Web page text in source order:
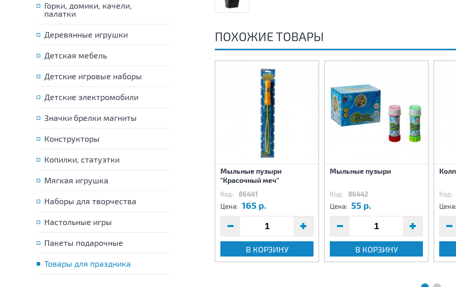
Горки, домики, качели,
палатки
Деревянные игрушки
Детская мебель
Детские игровые наборы
Детские электромобили
Значки брелки магниты
Конструкторы
Копилки, статуэтки
Мягкая игрушка
Наборы для творчества
Настольные игры
Пакеты подарочные
Товары для праздника
ПОХОЖИЕ ТОВАРЫ
Стакан бумажный С днем
90 р.
В КОРЗИНУ
Салфетка С днем
Цена: 115 р.
Мыльные пузыри
"Красочный меч"
Код: 86441
Цена: 165 р.
В КОРЗИНУ
Мыльные пузыри
Код: 86442
Цена: 55 р.
В КОРЗИНУ
Код:
Цена: